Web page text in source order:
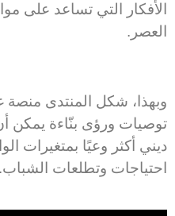
الأفكار التي تساعد على
العصر.
وبهذا، شكل المنتدى منصة
توصيات ورؤى بنّاءة
ديني أكثر وعيًا بمتغيرات
احتياجات وتطلعات الشباب.